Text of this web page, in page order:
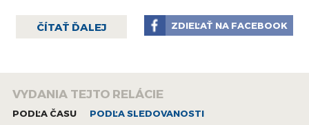
vzťah so Slovenskom.
"To, že teraz prišli nejakí ľudia, ktorí majú priame väzby na
tlačovej konferencie v parlamente.
Na Slovensko priletelo v pondelok (30. 8.) druhé lietadlo, v
ČÍTAŤ ĎALEJ ZDIEĽAŤ NA FACEBOOK
VYDANIA TEJTO RELÁCIE
PODĽA ČASU PODĽA SLEDOVANOSTI